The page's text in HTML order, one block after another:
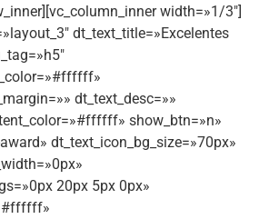
width=»1/3″]
dt_text_title=»Excelentes
dt_text_desc=»»
show_btn=»n»
dt_text_icon_bg_size=»70px»
20px 5px 0px»